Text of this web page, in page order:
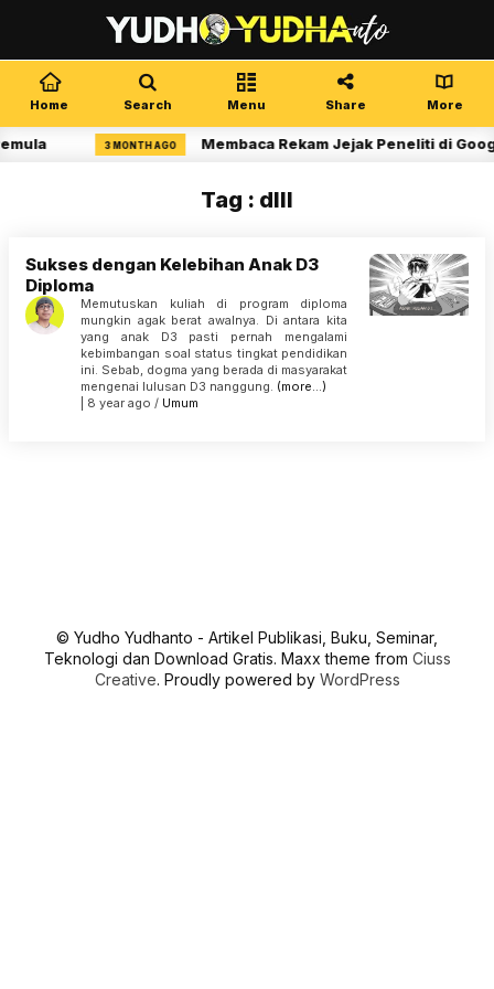
Home Search Menu Share More
3 MONTH AGO Membaca Rekam Jejak Peneliti di
Tag : dIII
Sukses dengan Kelebihan Anak D3
Diploma
Memutuskan kuliah di program diploma
mungkin agak berat awalnya. Di antara kita
yang anak D3 pasti pernah mengalami
kebimbangan soal status tingkat pendidikan
ini. Sebab, dogma yang berada di masyarakat
mengenai lulusan D3 nanggung. (more…)
| 8 year ago / Umum
© Yudho Yudhanto - Artikel Publikasi, Buku, Seminar,
Teknologi dan Download Gratis. Maxx theme from Ciuss
Creative. Proudly powered by WordPress